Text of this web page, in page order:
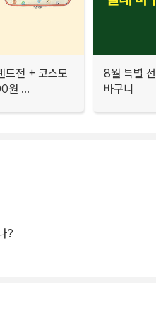
드전 + 코스모
원 ...
8월 특별
바구니
?